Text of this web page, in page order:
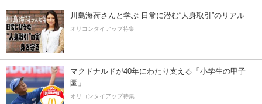
川島海荷さんと学ぶ 日常に潜む“人身取引”のリアル
オリコンタイアップ特集
マクドナルドが40年にわたり支える「小学生の甲子
園」
オリコンタイアップ特集